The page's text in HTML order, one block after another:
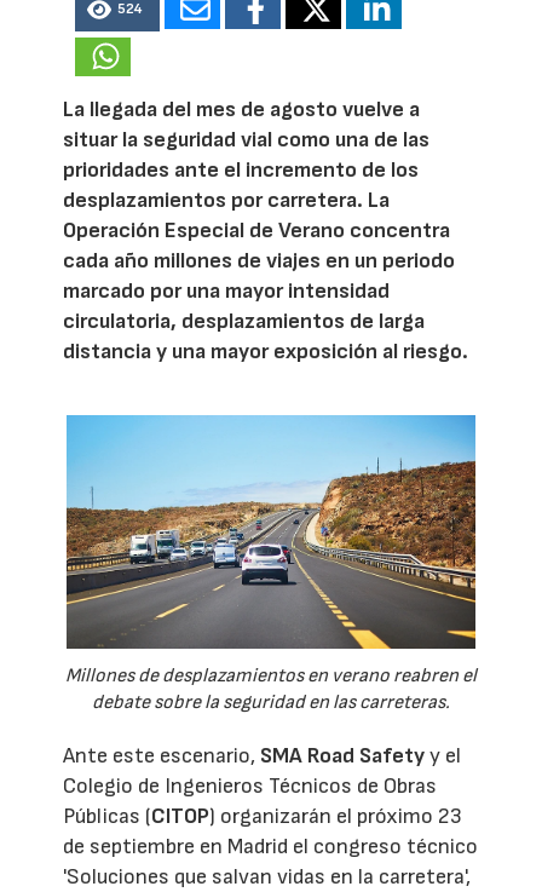
524
La llegada del mes de agosto vuelve a
situar la seguridad vial como una de las
prioridades ante el incremento de los
desplazamientos por carretera. La
Operación Especial de Verano concentra
cada año millones de viajes en un periodo
marcado por una mayor intensidad
circulatoria, desplazamientos de larga
distancia y una mayor exposición al riesgo.
Millones de desplazamientos en verano reabren el
debate sobre la seguridad en las carreteras.
Ante este escenario, SMA Road Safetyy el
Colegio de Ingenieros Técnicos de Obras
Públicas (CITOP) organizarán el próximo 23
de septiembre en Madrid el congreso técnico
'Soluciones que salvan vidas en la carretera',